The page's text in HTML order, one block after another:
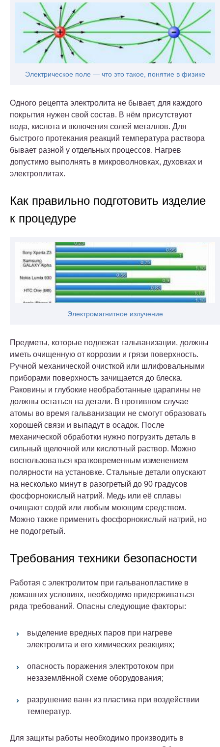
Электрическое поле — что это такое, понятие в физике
Одного рецепта электролита не бывает, для каждого
покрытия нужен свой состав. В нём присутствуют
вода, кислота и включения солей металлов. Для
быстрого протекания реакций температура раствора
бывает разной у отдельных процессов. Нагрев
допустимо выполнять в микроволновках, духовках и
электроплитах.
Как правильно подготовить изделие
к процедуре
Электромагнитное излучение
Предметы, которые подлежат гальванизации, должны
иметь очищенную от коррозии и грязи поверхность.
Ручной механической очисткой или шлифовальными
приборами поверхность зачищается до блеска.
Раковины и глубокие необработанные царапины не
должны остаться на детали. В противном случае
атомы во время гальванизации не смогут образовать
хорошей связи и выпадут в осадок. После
механической обработки нужно погрузить деталь в
сильный щелочной или кислотный раствор. Можно
воспользоваться кратковременным изменением
полярности на установке. Стальные детали опускают
на несколько минут в разогретый до 90 градусов
фосфорнокислый натрий. Медь или её сплавы
очищают содой или любым моющим средством.
Можно также применить фосфорнокислый натрий, но
не подогретый.
Требования техники безопасности
Работая с электролитом при гальванопластике в
домашних условиях, необходимо придерживаться
ряда требований. Опасны следующие факторы:
выделение вредных паров при нагреве
электролита и его химических реакциях;
опасность поражения электротоком при
незаземлённой схеме оборудования;
разрушение ванн из пластика при воздействии
температур.
Для защиты работы необходимо производить в